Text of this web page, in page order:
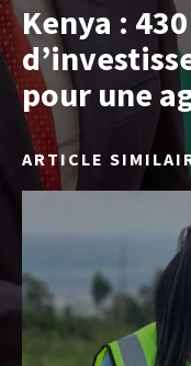
Kenya :
pour une
ARTICLE